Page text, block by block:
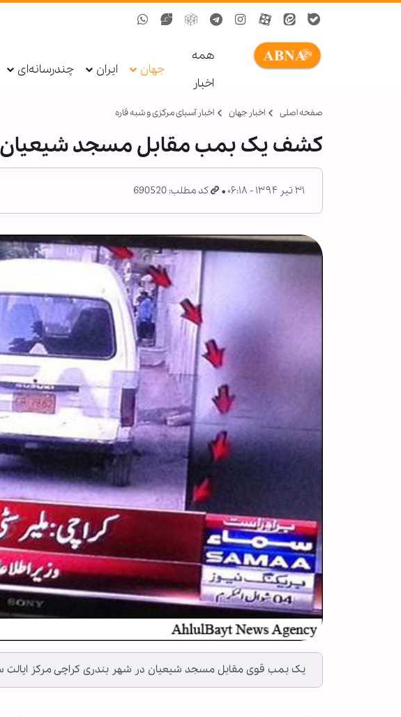
همه
اخبار
جهان ایران چندرسانه‌ای
صفحه اصلی اخبار جهان اخبار آسیای مرکزی و شبه قاره
کشف یک بمب مقابل مسجد
۳۱ تیر ۱۳۹۴ - ۰۶:۱۸ کد مطلب: 690520
یک بمب قوی مقابل مسجد شیعیان در شهر بندری کراچی مرکز ایالت